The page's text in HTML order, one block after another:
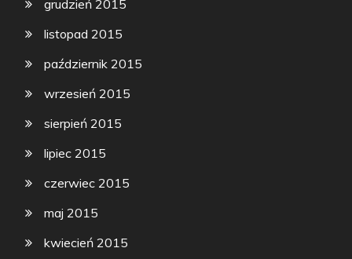
grudzień 2015
listopad 2015
październik 2015
wrzesień 2015
sierpień 2015
lipiec 2015
czerwiec 2015
maj 2015
kwiecień 2015